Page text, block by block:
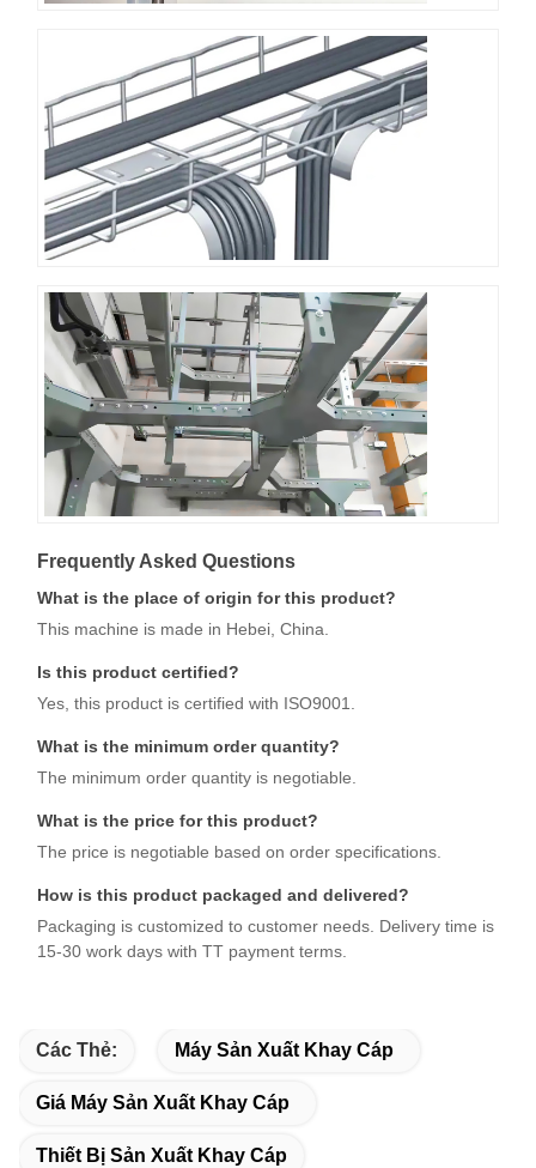
Frequently Asked Questions
What is the place of origin for this product?
This machine is made in Hebei, China.
Is this product certified?
Yes, this product is certified with ISO9001.
What is the minimum order quantity?
The minimum order quantity is negotiable.
What is the price for this product?
The price is negotiable based on order specifications.
How is this product packaged and delivered?
Packaging is customized to customer needs. Delivery time is
15-30 work days with TT payment terms.
Các Thẻ: Máy Sản Xuất Khay Cáp
Giá Máy Sản Xuất Khay Cáp
Thiết Bị Sản Xuất Khay Cáp